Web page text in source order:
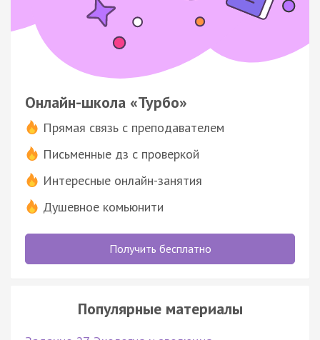
Онлайн-школа «Турбо»
Прямая связь с преподавателем
Письменные дз с проверкой
Интересные онлайн-занятия
Душевное комьюнити
Получить бесплатно
Популярные материалы